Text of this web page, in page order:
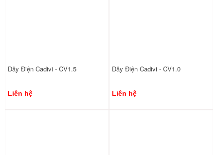
Dây Điện Cadivi - CV1.0
Liên hệ